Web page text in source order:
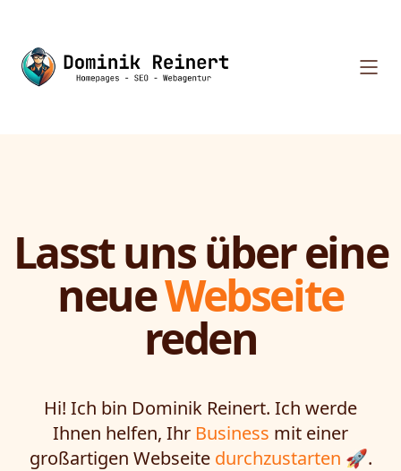
Lasst uns über eine
neueWebseite
reden
Hi! Ich bin Dominik Reinert. Ich werde
Ihnen helfen, Ihr Business mit einer
großartigen Webseite durchzustarten 🚀.